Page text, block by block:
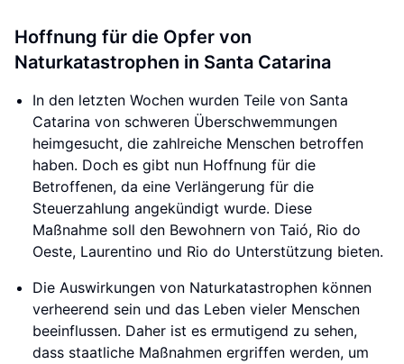
Hoffnung für die Opfer von
Naturkatastrophen in Santa Catarina
In den letzten Wochen wurden Teile von Santa
Catarina von schweren Überschwemmungen
heimgesucht, die zahlreiche Menschen betroffen
haben. Doch es gibt nun Hoffnung für die
Betroffenen, da eine Verlängerung für die
Steuerzahlung angekündigt wurde. Diese
Maßnahme soll den Bewohnern von Taió, Rio do
Oeste, Laurentino und Rio do Unterstützung bieten.
Die Auswirkungen von Naturkatastrophen können
verheerend sein und das Leben vieler Menschen
beeinflussen. Daher ist es ermutigend zu sehen,
dass staatliche Maßnahmen ergriffen werden, um